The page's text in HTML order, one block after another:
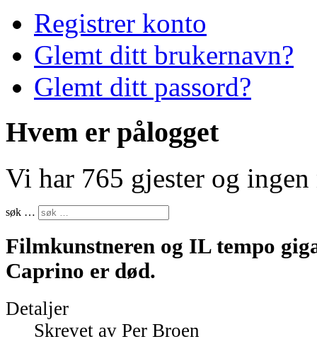
Registrer konto
Glemt ditt brukernavn?
Glemt ditt passord?
Hvem er pålogget
Vi har 765 gjester og ingen
søk …
Filmkunstneren og IL tempo
Caprino er død.
Detaljer
Skrevet av Per Broen